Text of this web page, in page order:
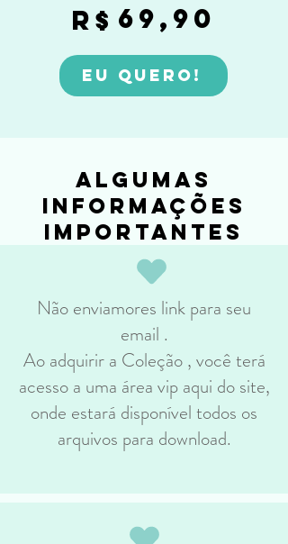
R$ 69,90
algumas
informações
importantes
Não enviamores link para seu
email .
Ao adquirir a Coleção , você terá
acesso a uma área vip aqui do site,
onde estará disponível todos os
arquivos para download.